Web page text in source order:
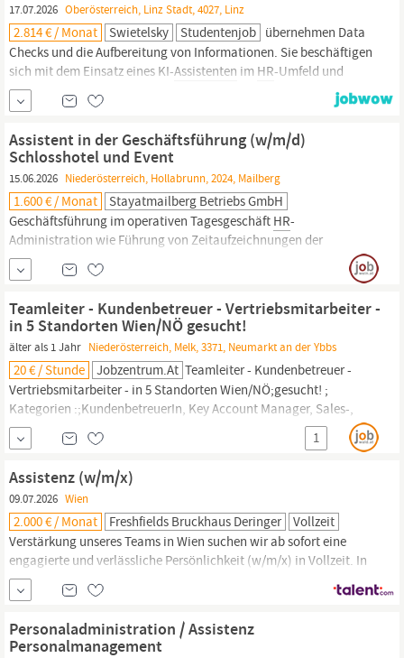
17.07.2026 Oberösterreich, Linz Stadt, 4027, Linz
2.814 € / Monat Swietelsky Studentenjob übernehmen Data
Checks und die Aufbereitung von Informationen. Sie beschäftigen
sich mit dem Einsatz eines KI-Assistenten im HR-Umfeld und
entwickeln gemeinsam mit dem Team passende
Anwendungsmöglichkeiten. Sie gestalten Trainings,
Schulungsunterlagen und Kommunikationsmaterialien für die
Einführung von Workday mit.
Assistent in der Geschäftsführung (w/m/d)
Schlosshotel und Event
15.06.2026 Niederösterreich, Hollabrunn, 2024, Mailberg
1.600 € / Monat
Stayatmailberg Betriebs GmbH
Geschäftsführung im operativen Tagesgeschäft HR-
Administration wie Führung von Zeitaufzeichnungen der
Mitarbeiter,; Kontrolle der Urlaubsplanung, Vertragserstellung,
An- und Abmeldungen Eingangsrechnungsbuchung zur
Entscheidungsunterlagen für das Management Durchführung von
Besichtigungen...
Teamleiter - Kundenbetreuer - Vertriebsmitarbeiter -
in 5 Standorten Wien/NÖ gesucht!
älter als 1 Jahr Niederösterreich, Melk, 3371, Neumarkt an der Ybbs
20 € / Stunde Jobzentrum.at Teamleiter - Kundenbetreuer -
Vertriebsmitarbeiter - in 5 Standorten Wien/NÖ;gesucht! ;
Kategorien :;KundenbetreuerIn, Key Account Manager, Sales-,
VertriebsmitarbeiterIn, Business Development,
-MitarbeiterIn,
SekretärIn,AssistentIn
; WEITERE INFORMATIONEN Gute
Kenntnisse im MS Office: von Vorteil Ausgezeichnetes Deutsch in
Wort und...
1
Assistenz (w/m/x)
09.07.2026 Wien
2.000 € / Monat Freshfields Bruckhaus Deringer
Vollzeit
Verstärkung unseres Teams in Wien suchen wir ab sofort eine
engagierte und verlässliche Persönlichkeit (w/m/x) in Vollzeit. In
der Position als Assistent:in
abwechslungsreiches Aufgabengebiet in einem internationalen
Umfeld. Wie Deine Aufgaben bei uns aussehen Professionelle und
serviceorientierte
Personaladministration / Assistenz
Personalmanagement